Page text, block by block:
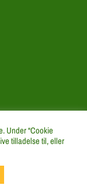
|
Under “Cookie
tilladelse til, eller